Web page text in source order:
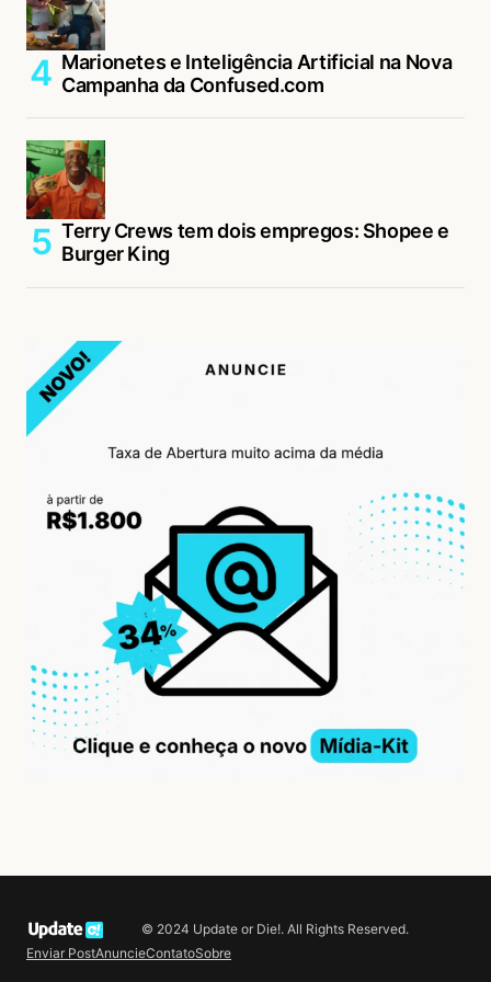
Marionetes e Inteligência Artificial na Nova
Campanha da Confused.com
Terry Crews tem dois empregos: Shopee e
Burger King
© 2024 Update or Die!. All Rights Reserved.
Enviar PostAnuncieContatoSobre